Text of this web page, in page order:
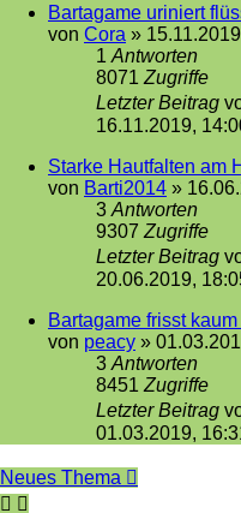
Bartagame uriniert
von Cora »
1 Antworten
8071 Zugriffe
Letzter Beitrag
16.11.2019,
Starke Hautfalten am
von Barti2014 »
3 Antworten
9307 Zugriffe
Letzter Beitrag
20.06.2019,
Bartagame frisst
von peacy »
3 Antworten
8451 Zugriffe
Letzter Beitrag
01.03.2019,
Neues Thema